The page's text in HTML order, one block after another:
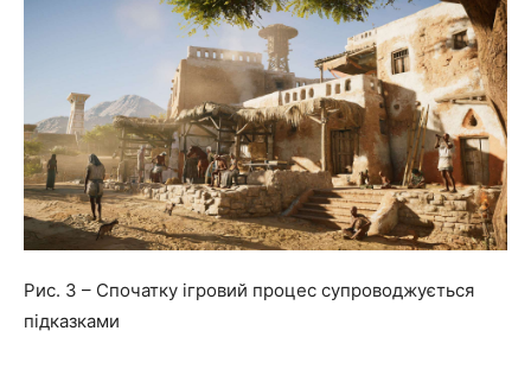
Рис. 3 – Спочатку ігровий процес супроводжується
підказками